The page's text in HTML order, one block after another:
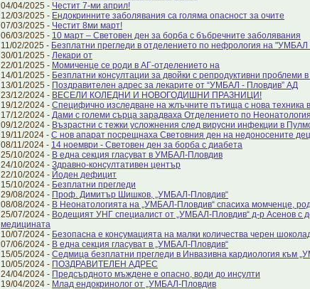
04/04/2025 - Честит 7-ми април!
12/03/2025 - Ендокринните заболявания са голяма опасност за очите
07/03/2025 - Честит 8ми март!
06/03/2025 - 10 март – Световен ден за борба с бъбречните заболявания
11/02/2025 - Безплатни прегледи в отделението по нефрология на "УМБАЛ
30/01/2025 - Лекари от
22/01/2025 - Момиченце се роди в АГ-отделението на
14/01/2025 - Безплатни консултации за двойки с репродуктивни проблеми
13/01/2025 - Поздравителен адрес за лекарите от “УМБАЛ - Пловдив” АД
23/12/2024 - ВЕСЕЛИ КОЛЕДНИ И НОВОГОДИШНИ ПРАЗНИЦИ!
19/12/2024 - Специфично изследване на жлъчните пътища с нова техника
17/12/2024 - Дами с големи сърца зарадваха Отделението по
09/12/2024 - Възрастни с тежки усложнения след вирусни инфекции в
19/11/2024 - С нов апарат посрещнаха Световния ден на недоносените
08/11/2024 - 14 ноември - Световен ден за борба с диабета
25/10/2024 - В една секция гласуват в УМБАЛ-Пловдив
24/10/2024 - Здравно-консултативен център
22/10/2024 - Йоден дефицит
15/10/2024 - Безплатни прегледи
29/08/2024 - Проф. Димитър Шишков, „УМБАЛ-Пловдив“
08/08/2024 - В Неонатологията на „УМБАЛ-Пловдив“ спасиха момченце,
25/07/2024 - Водещият УНГ специалист от „УМБАЛ-Пловдив“ д-р Асенов с
медицината
10/07/2024 - Безопасна е консумацията на малки количества черен
07/06/2024 - В една секция гласуват в „УМБАЛ-Пловдив“
15/05/2024 - Седмица безплатни прегледи в Инвазивна кардиология към
10/05/2024 - ПОЗДРАВИТЕЛЕН АДРЕС
24/04/2024 - Предсърдното мъждене е опасно, води до инсулти
19/04/2024 - Млад ендокринолог от „УМБАЛ-Пловдив